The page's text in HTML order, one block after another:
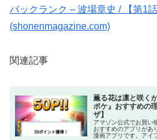
バックランク – 波場章史 / 【第1
(shonenmagazine.com)
関連記事
薫る花は凛と咲く
ポケ』おすすめの
ザ】
アマゾン公式でお買い
おすすめのアプリがあ
漫画アプリです。アイ